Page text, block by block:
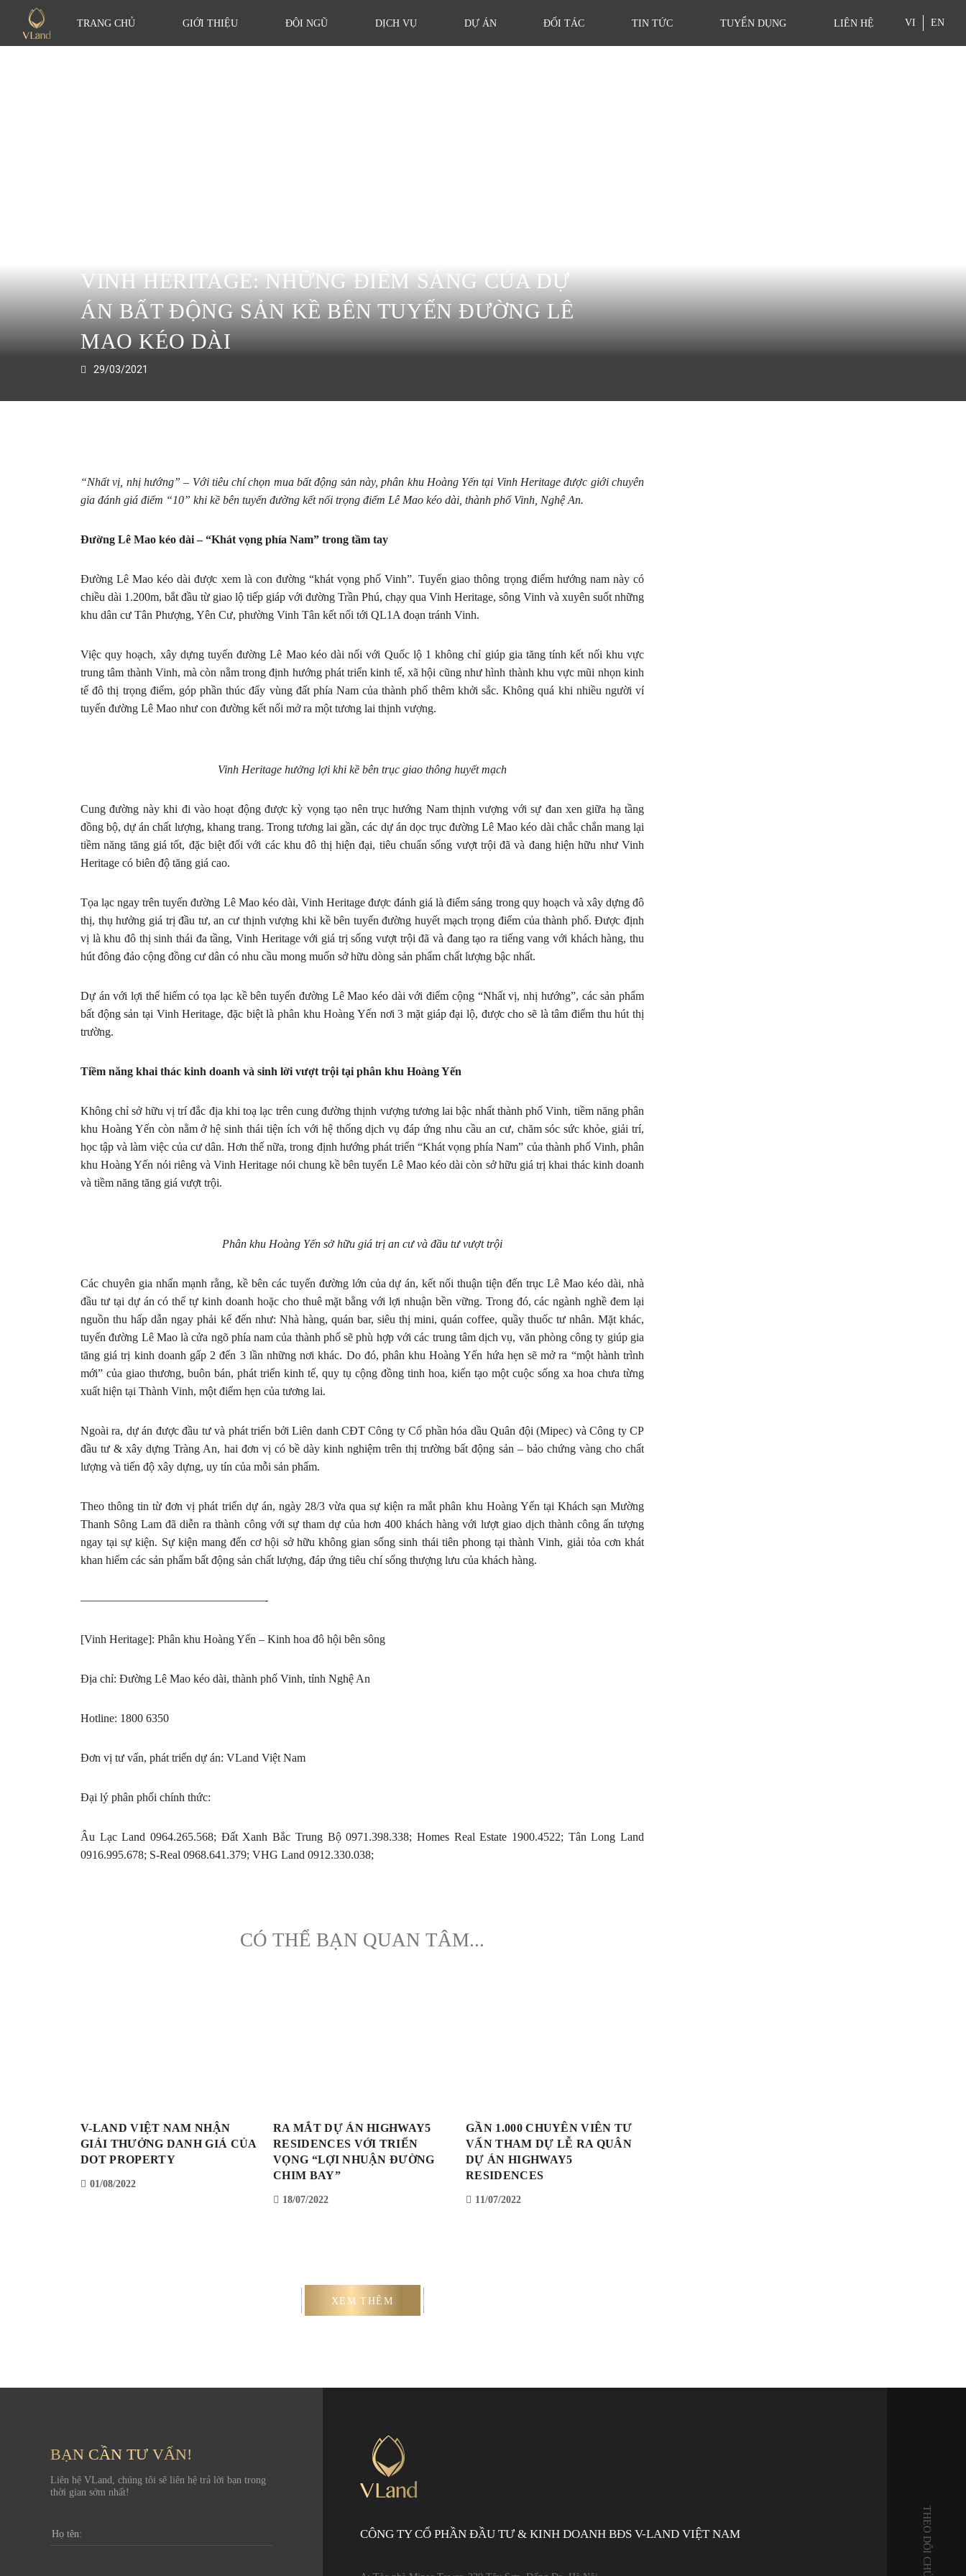
TRANG CHỦ GIỚI THIỆU ĐỘI NGŨ DỊCH VỤ DỰ ÁN ĐỐI TÁC TIN TỨC TUYỂN DỤNG LIÊN HỆ VI EN
VINH HERITAGE: NHỮNG ĐIỂM SÁNG CỦA DỰ
ÁN BẤT ĐỘNG SẢN KỀ BÊN TUYẾN ĐƯỜNG LÊ
MAO KÉO DÀI
29/03/2021
“Nhất vị, nhị hướng” – Với tiêu chí chọn mua bất động sản này, phân khu Hoàng Yến tại Vinh Heritage được giới chuyên
gia đánh giá điểm “10” khi kề bên tuyến đường kết nối trọng điểm Lê Mao kéo dài, thành phố Vinh, Nghệ An.
Đường Lê Mao kéo dài – “Khát vọng phía Nam” trong tầm tay
Đường Lê Mao kéo dài được xem là con đường “khát vọng phố Vinh”. Tuyến giao thông trọng điểm hướng nam này có
chiều dài 1.200m, bắt đầu từ giao lộ tiếp giáp với đường Trần Phú, chạy qua Vinh Heritage, sông Vinh và xuyên suốt những
khu dân cư Tân Phượng, Yên Cư, phường Vinh Tân kết nối tới QL1A đoạn tránh Vinh.
Việc quy hoạch, xây dựng tuyến đường Lê Mao kéo dài nối với Quốc lộ 1 không chỉ giúp gia tăng tính kết nối khu vực
trung tâm thành Vinh, mà còn nằm trong định hướng phát triển kinh tế, xã hội cũng như hình thành khu vực mũi nhọn kinh
tế đô thị trọng điểm, góp phần thúc đẩy vùng đất phía Nam của thành phố thêm khởi sắc. Không quá khi nhiều người ví
tuyến đường Lê Mao như con đường kết nối mở ra một tương lai thịnh vượng.
Vinh Heritage hưởng lợi khi kề bên trục giao thông huyết mạch
Cung đường này khi đi vào hoạt động được kỳ vọng tạo nên trục hướng Nam thịnh vượng với sự đan xen giữa hạ tầng
đồng bộ, dự án chất lượng, khang trang. Trong tương lai gần, các dự án dọc trục đường Lê Mao kéo dài chắc chắn mang lại
tiềm năng tăng giá tốt, đặc biệt đối với các khu đô thị hiện đại, tiêu chuẩn sống vượt trội đã và đang hiện hữu như Vinh
Heritage có biên độ tăng giá cao.
Tọa lạc ngay trên tuyến đường Lê Mao kéo dài, Vinh Heritage được đánh giá là điểm sáng trong quy hoạch và xây dựng đô
thị, thụ hưởng giá trị đầu tư, an cư thịnh vượng khi kề bên tuyến đường huyết mạch trọng điểm của thành phố. Được định
vị là khu đô thị sinh thái đa tầng, Vinh Heritage với giá trị sống vượt trội đã và đang tạo ra tiếng vang với khách hàng, thu
hút đông đảo cộng đồng cư dân có nhu cầu mong muốn sở hữu dòng sản phẩm chất lượng bậc nhất.
Dự án với lợi thế hiếm có tọa lạc kề bên tuyến đường Lê Mao kéo dài với điểm cộng “Nhất vị, nhị hướng”, các sản phẩm
bất động sản tại Vinh Heritage, đặc biệt là phân khu Hoàng Yến nơi 3 mặt giáp đại lộ, được cho sẽ là tâm điểm thu hút thị
trường.
Tiềm năng khai thác kinh doanh và sinh lời vượt trội tại phân khu Hoàng Yến
Không chỉ sở hữu vị trí đắc địa khi toạ lạc trên cung đường thịnh vượng tương lai bậc nhất thành phố Vinh, tiềm năng phân
khu Hoàng Yến còn nằm ở hệ sinh thái tiện ích với hệ thống dịch vụ đáp ứng nhu cầu an cư, chăm sóc sức khỏe, giải trí,
học tập và làm việc của cư dân. Hơn thế nữa, trong định hướng phát triển “Khát vọng phía Nam” của thành phố Vinh, phân
khu Hoàng Yến nói riêng và Vinh Heritage nói chung kề bên tuyến Lê Mao kéo dài còn sở hữu giá trị khai thác kinh doanh
và tiềm năng tăng giá vượt trội.
Phân khu Hoàng Yến sở hữu giá trị an cư và đầu tư vượt trội
Các chuyên gia nhấn mạnh rằng, kề bên các tuyến đường lớn của dự án, kết nối thuận tiện đến trục Lê Mao kéo dài, nhà
đầu tư tại dự án có thể tự kinh doanh hoặc cho thuê mặt bằng với lợi nhuận bền vững. Trong đó, các ngành nghề đem lại
nguồn thu hấp dẫn ngay phải kể đến như: Nhà hàng, quán bar, siêu thị mini, quán coffee, quầy thuốc tư nhân. Mặt khác,
tuyến đường Lê Mao là cửa ngõ phía nam của thành phố sẽ phù hợp với các trung tâm dịch vụ, văn phòng công ty giúp gia
tăng giá trị kinh doanh gấp 2 đến 3 lần những nơi khác. Do đó, phân khu Hoàng Yến hứa hẹn sẽ mở ra “một hành trình
mới” của giao thương, buôn bán, phát triển kinh tế, quy tụ cộng đồng tinh hoa, kiến tạo một cuộc sống xa hoa chưa từng
xuất hiện tại Thành Vinh, một điểm hẹn của tương lai.
Ngoài ra, dự án được đầu tư và phát triển bởi Liên danh CĐT Công ty Cổ phần hóa dầu Quân đội (Mipec) và Công ty CP
đầu tư & xây dựng Tràng An, hai đơn vị có bề dày kinh nghiệm trên thị trường bất động sản – bảo chứng vàng cho chất
lượng và tiến độ xây dựng, uy tín của mỗi sản phẩm.
Theo thông tin từ đơn vị phát triển dự án, ngày 28/3 vừa qua sự kiện ra mắt phân khu Hoàng Yến tại Khách sạn Mường
Thanh Sông Lam đã diễn ra thành công với sự tham dự của hơn 400 khách hàng với lượt giao dịch thành công ấn tượng
ngay tại sự kiện. Sự kiện mang đến cơ hội sở hữu không gian sống sinh thái tiên phong tại thành Vinh, giải tỏa cơn khát
khan hiếm các sản phẩm bất động sản chất lượng, đáp ứng tiêu chí sống thượng lưu của khách hàng.
————————————————-
[Vinh Heritage]: Phân khu Hoàng Yến – Kinh hoa đô hội bên sông
Địa chỉ: Đường Lê Mao kéo dài, thành phố Vinh, tỉnh Nghệ An
Hotline: 1800 6350
Đơn vị tư vấn, phát triển dự án: VLand Việt Nam
Đại lý phân phối chính thức:
Âu Lạc Land 0964.265.568; Đất Xanh Bắc Trung Bộ 0971.398.338; Homes Real Estate 1900.4522; Tân Long Land
0916.995.678; S-Real 0968.641.379; VHG Land 0912.330.038;
CÓ THỂ BẠN QUAN TÂM...
V-LAND VIỆT NAM NHẬN
GIẢI THƯỞNG DANH GIÁ CỦA
DOT PROPERTY
01/08/2022
RA MẮT DỰ ÁN HIGHWAY5
RESIDENCES VỚI TRIỂN
VỌNG “LỢI NHUẬN ĐƯỜNG
CHIM BAY”
18/07/2022
GẦN 1.000 CHUYÊN VIÊN TƯ
VẤN THAM DỰ LỄ RA QUÂN
DỰ ÁN HIGHWAY5
RESIDENCES
11/07/2022
XEM THÊM
BẠN CẦN TƯ VẤN!
Liên hệ VLand, chúng tôi sẽ liên hệ trả lời bạn trong
thời gian sớm nhất!
CÔNG TY CỔ PHẦN ĐẦU TƯ & KINH DOANH BĐS V-LAND VIỆT NAM
Kính chúc quý khách sức khoẻ và thành công!